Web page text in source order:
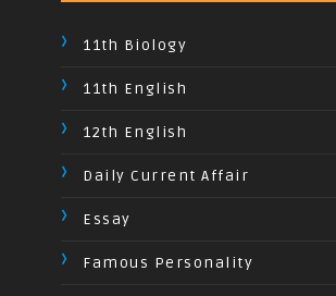
11th Biology
11th English
12th English
Daily Current Affair
Essay
Famous Personality